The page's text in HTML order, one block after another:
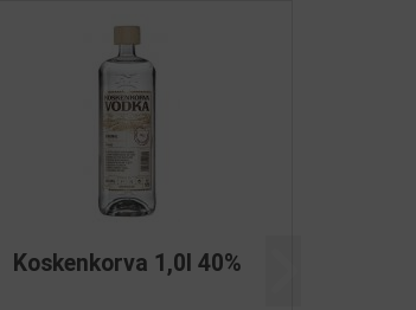
Koskenkorva Original 0,7l